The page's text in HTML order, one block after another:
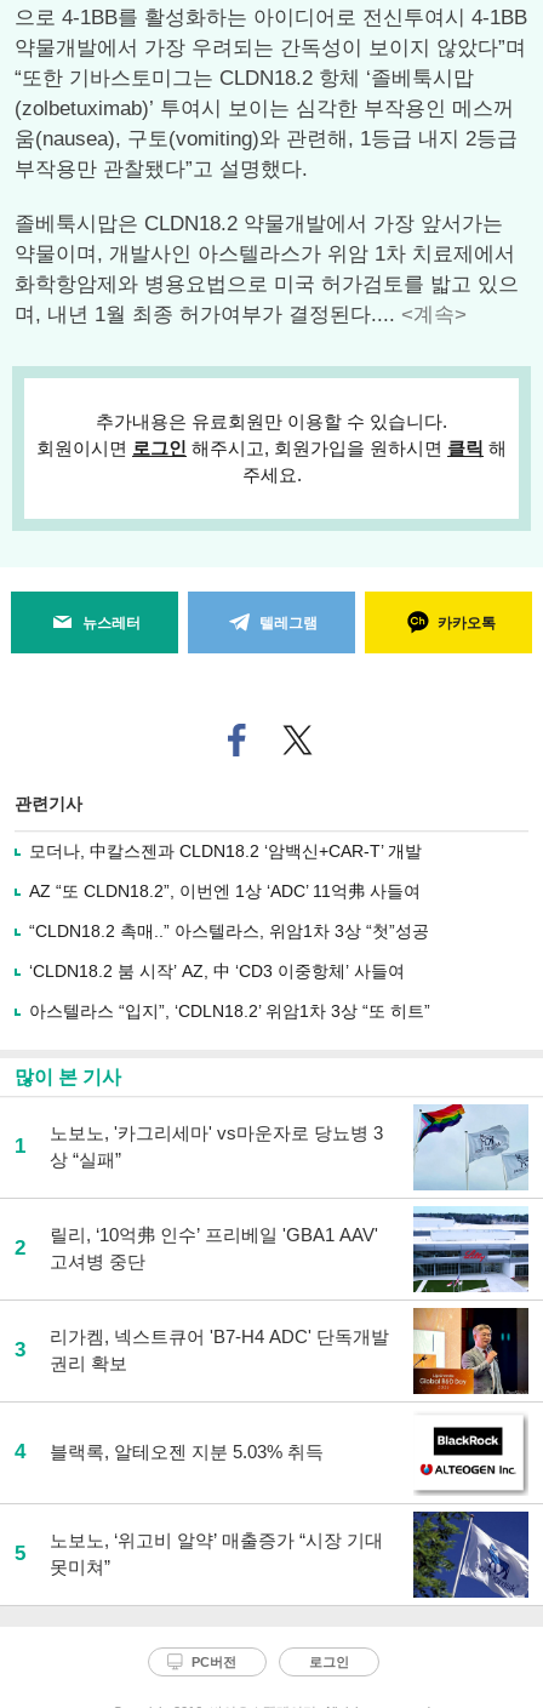
으로 4-1BB를 활성화하는 아이디어로 전신투여시 4-1BB
약물개발에서 가장 우려되는 간독성이 보이지 않았다”며
“또한 기바스토미그는 CLDN18.2 항체 ‘졸베툭시맙
(zolbetuximab)’ 투여시 보이는 심각한 부작용인 메스꺼
움(nausea), 구토(vomiting)와 관련해, 1등급 내지 2등급
부작용만 관찰됐다”고 설명했다.
졸베툭시맙은 CLDN18.2 약물개발에서 가장 앞서가는
약물이며, 개발사인 아스텔라스가 위암 1차 치료제에서
화학항암제와 병용요법으로 미국 허가검토를 밟고 있으
며, 내년 1월 최종 허가여부가 결정된다.... <계속>
추가내용은 유료회원만 이용할 수 있습니다.
회원이시면 로그인 해주시고, 회원가입을 원하시면 클릭 해
주세요.
뉴스레터 텔레그램 카카오톡
페
이
로
사
유
기
트위
터로
관련기사
모더나, 中칼스젠과 CLDN18.2 ‘암백신+CAR-T’ 개발
AZ “또 CLDN18.2”, 이번엔 1상 ‘ADC’ 11억弗 사들여
“CLDN18.2 촉매..” 아스텔라스, 위암1차 3상 “첫”성공
‘CLDN18.2 붐 시작’ AZ, 中 ‘CD3 이중항체’ 사들여
아스텔라스 “입지”, ‘CDLN18.2’ 위암1차 3상 “또 히트”
많이 본 기사
1
노보노, '카그리세마' vs마운자로 당뇨병 3
상 “실패”
2
릴리, ‘10억弗 인수’ 프리베일 'GBA1 AAV'
고셔병 중단
3
리가켐, 넥스트큐어 'B7-H4 ADC' 단독개발
권리 확보
4 블랙록, 알테오젠 지분 5.03% 취득
5
노보노, ‘위고비 알약’ 매출증가 “시장 기대
못미쳐”
PC버전 로그인